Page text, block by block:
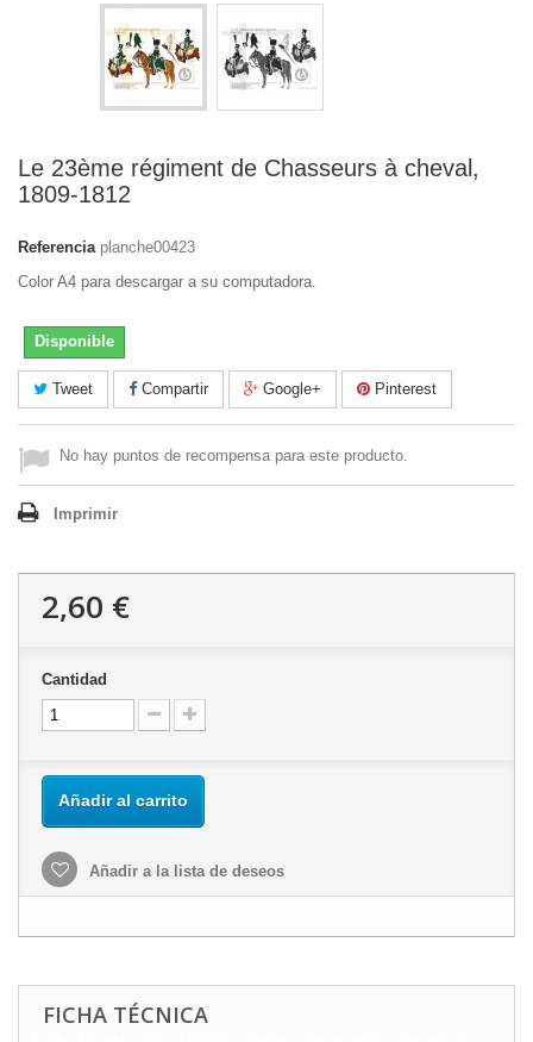
Le 23ème régiment de Chasseurs à cheval,
1809-1812
Referencia planche00423
Color A4 para descargar a su computadora.
Disponible
Tweet Compartir Google+ Pinterest
No hay puntos de recompensa para este producto.
Imprimir
2,60 €
Cantidad
Añadir al carrito
Añadir a la lista de deseos
FICHA TÉCNICA